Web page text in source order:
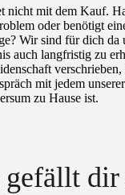
nicht mit dem Kauf.
oder benötigt
Wir sind für dich da
auch langfristig zu
mit jedem
zu Hause ist.
dir